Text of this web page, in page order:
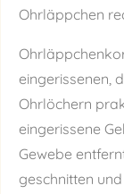
Ohrläppchen
eingerissenen,
Ohrlöchern
eingerissene
Gewebe
geschnitten